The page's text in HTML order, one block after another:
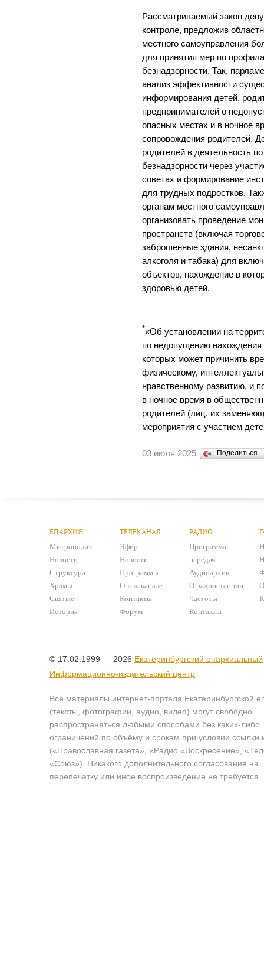
Рассматриваемый закон
контроле, предложив
местного самоуправления
для принятия мер по
безнадзорности. Так,
анализ эффективности
информирования детей,
предпринимателей о
опасных местах и в ночное
сопровождения родителей.
родителей в деятельность
безнадзорности через
советах и формирование
для трудных подростков.
органам местного
организовать проведение
пространств (включая
заброшенные здания,
алкоголя и табака) для
объектов, нахождение в
здоровью детей.
*«Об установлении на
по недопущению нахождения
которых может причинить
физическому,
нравственному развитию, и
в ночное время в
родителей (лиц, их
мероприятия с участием
03 июля 2025
ЕПАРХИЯ
Митрополит
Новости
Структура
Храмы
Святые
История
ТЕЛЕКАНАЛ
Эфир
Новости
Программы
О телеканале
Контакты
Форум
РАДИО
Программа
передач
Аудиоархив
О радиостанции
Частоты
Контакты
© 17.02.1999 — 2026 Екатеринбургский епархиальный
Информационно-издательский центр
Все материалы интернет-портала Екатеринбургской
(тексты, фотографии, аудио, видео) могут свободно
распространяться любыми способами без каких-либо
ограничений по объёму и срокам при условии ссылки
(«Православная газета», «Радио «Воскресение»,
«Союз»). Никакого дополнительного согласования на
перепечатку или иное воспроизведение не требуется.